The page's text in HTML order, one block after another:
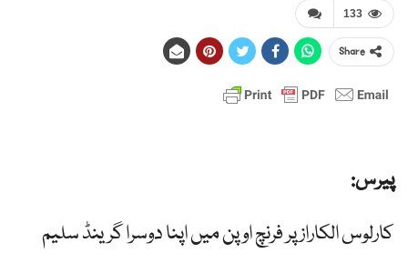
133
Share
پیرس:
کارلوس الکاراز پر فرنچ اوپن میں اپنا دوسرا گرینڈ سلیم